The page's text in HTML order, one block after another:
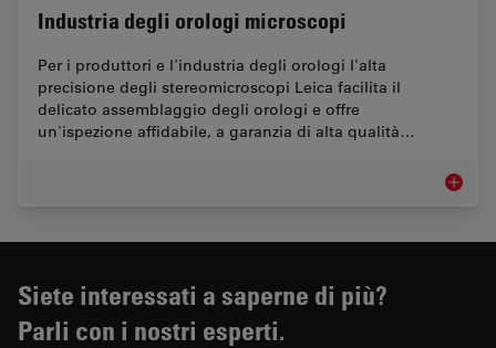
Industria degli orologi microscopi
Per i produttori e l'industria degli orologi l'alta
precisione degli stereomicroscopi Leica facilita il
delicato assemblaggio degli orologi e offre
un'ispezione affidabile, a garanzia di alta qualità…
Siete interessati a saperne di più?
Parli con i nostri esperti.